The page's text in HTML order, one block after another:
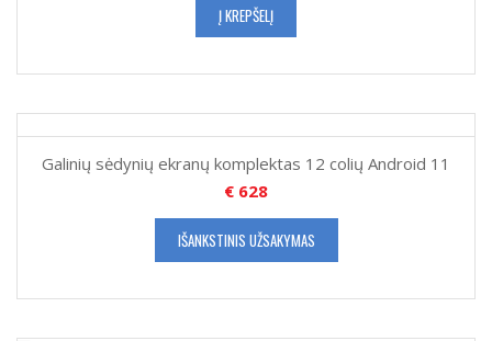
Į KREPŠELĮ
Galinių sėdynių ekranų komplektas 12 colių Android 11
€ 628
IŠANKSTINIS UŽSAKYMAS